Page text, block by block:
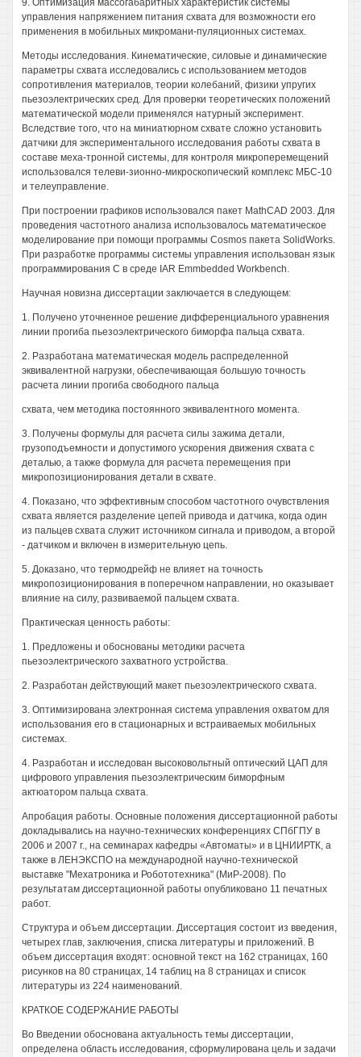
9. Оптимизация массогабаритных характеристик системы
управления напряжением питания схвата для возможности его
применения в мобильных микромани-пуляционных системах.
Методы исследования. Кинематические, силовые и динамические
параметры схвата исследовались с использованием методов
сопротивления материалов, теории колебаний, физики упругих
пьезоэлектрических сред. Для проверки теоретических положений
математической модели применялся натурный эксперимент.
Вследствие того, что на миниатюрном схвате сложно установить
датчики для экспериментального исследования работы схвата в
составе меха-тронной системы, для контроля микроперемещений
использовался телеви-зионно-микроскопический комплекс МБС-10
и телеуправление.
При построении графиков использовался пакет MathCAD 2003. Для
проведения частотного анализа использовалось математическое
моделирование при помощи программы Cosmos пакета SolidWorks.
При разработке программы системы управления использован язык
программирования С в среде IAR Emmbedded Workbench.
Научная новизна диссертации заключается в следующем:
1. Получено уточненное решение дифференциального уравнения
линии прогиба пьезоэлектрического биморфа пальца схвата.
2. Разработана математическая модель распределенной
эквивалентной нагрузки, обеспечивающая большую точность
расчета линии прогиба свободного пальца
схвата, чем методика постоянного эквивалентного момента.
3. Получены формулы для расчета силы зажима детали,
грузоподъемности и допустимого ускорения движения схвата с
деталью, а также формула для расчета перемещения при
микропозиционирования детали в схвате.
4. Показано, что эффективным способом частотного очувствления
схвата является разделение цепей привода и датчика, когда один
из пальцев схвата служит источником сигнала и приводом, а второй
- датчиком и включен в измерительную цепь.
5. Доказано, что термодрейф не влияет на точность
микропозиционирования в поперечном направлении, но оказывает
влияние на силу, развиваемой пальцем схвата.
Практическая ценность работы:
1. Предложены и обоснованы методики расчета
пьезоэлектрического захватного устройства.
2. Разработан действующий макет пьезоэлектрического схвата.
3. Оптимизирована электронная система управления охватом для
использования его в стационарных и встраиваемых мобильных
системах.
4. Разработан и исследован высоковольтный оптический ЦАП для
цифрового управления пьезоэлектрическим биморфным
актюатором пальца схвата.
Апробация работы. Основные положения диссертационной работы
докладывались на научно-технических конференциях СПбГПУ в
2006 и 2007 г., на семинарах кафедры «Автоматы» и в ЦНИИРТК, а
также в ЛЕНЭКСПО на международной научно-технической
выставке "Мехатроника и Робототехника" (МиР-2008). По
результатам диссертационной работы опубликовано 11 печатных
работ.
Структура и объем диссертации. Диссертация состоит из введения,
четырех глав, заключения, списка литературы и приложений. В
объем диссертация входят: основной текст на 162 страницах, 160
рисунков на 80 страницах, 14 таблиц на 8 страницах и список
литературы из 224 наименований.
КРАТКОЕ СОДЕРЖАНИЕ РАБОТЫ
Во Введении обоснована актуальность темы диссертации,
определена область исследования, сформулирована цель и задачи